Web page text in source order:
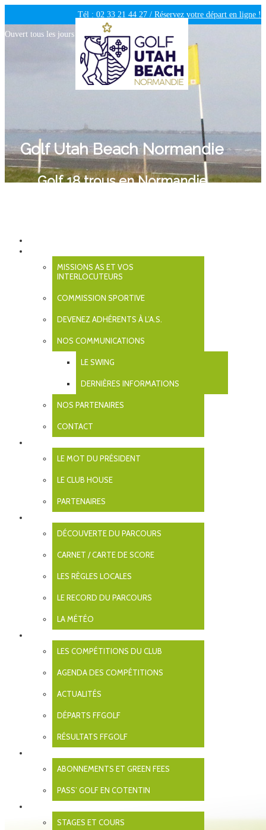
Golf Utah Beach Normandie
Golf 18 trous en Normandie
Tél : 02 33 21 44 27 / Réservez votre départ en ligne !
Ouvert tous les jours de 09h30 à 18h00 / Météo
MISSIONS AS ET VOS
INTERLOCUTEURS
COMMISSION SPORTIVE
DEVENEZ ADHÉRENTS À L’A.S.
NOS COMMUNICATIONS
LE SWING
DERNIÈRES INFORMATIONS
NOS PARTENAIRES
CONTACT
LE MOT DU PRÉSIDENT
LE CLUB HOUSE
PARTENAIRES
DÉCOUVERTE DU PARCOURS
CARNET / CARTE DE SCORE
LES RÈGLES LOCALES
LE RECORD DU PARCOURS
LA MÉTÉO
LES COMPÉTITIONS DU CLUB
AGENDA DES COMPÉTITIONS
ACTUALITÉS
DÉPARTS FFGOLF
RÉSULTATS FFGOLF
ABONNEMENTS ET GREEN FEES
PASS’ GOLF EN COTENTIN
STAGES ET COURS
LOGO ROBINE 2
← Previous
août 2026
juillet 2026
mars 2025
février 2025
janvier 2025
septembre 2024
mai 2024
février 2024
novembre 2023
juillet 2023
juin 2023
mai 2023
mars 2023
septembre 2022
juillet 2022
avril 2022
mars 2022
janvier 2022
novembre 2021
octobre 2021
Mentions légales
Contact